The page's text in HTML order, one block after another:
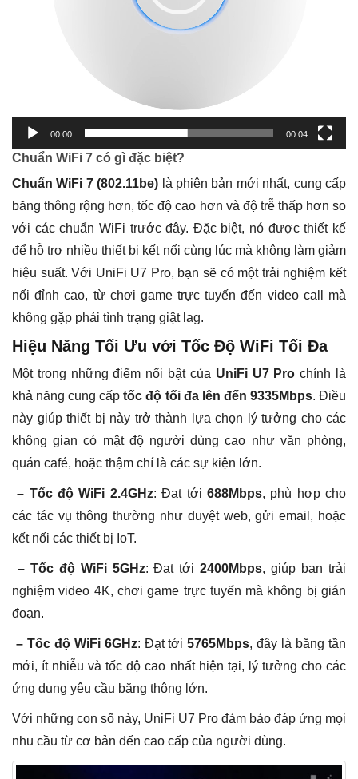
00:00 00:04
Chuẩn WiFi 7 có gì đặc biệt?
Chuẩn WiFi 7 (802.11be) là phiên bản mới nhất, cung cấp
băng thông rộng hơn, tốc độ cao hơn và độ trễ thấp hơn so
với các chuẩn WiFi trước đây. Đặc biệt, nó được thiết kế
để hỗ trợ nhiều thiết bị kết nối cùng lúc mà không làm giảm
hiệu suất. Với UniFi U7 Pro, bạn sẽ có một trải nghiệm kết
nối đỉnh cao, từ chơi game trực tuyến đến video call mà
không gặp phải tình trạng giật lag.
Hiệu Năng Tối Ưu với Tốc Độ WiFi Tối Đa
Một trong những điểm nổi bật của UniFi U7 Pro chính là
khả năng cung cấptốc độ tối đa lên đến 9335Mbps. Điều
này giúp thiết bị này trở thành lựa chọn lý tưởng cho các
không gian có mật độ người dùng cao như văn phòng,
quán café, hoặc thậm chí là các sự kiện lớn.
– Tốc độ WiFi 2.4GHz: Đạt tới 688Mbps, phù hợp cho
các tác vụ thông thường như duyệt web, gửi email, hoặc
kết nối các thiết bị IoT.
– Tốc độ WiFi 5GHz: Đạt tới2400Mbps, giúp bạn trải
nghiệm video 4K, chơi game trực tuyến mà không bị gián
đoạn.
– Tốc độ WiFi 6GHz: Đạt tới5765Mbps, đây là băng tần
mới, ít nhiễu và tốc độ cao nhất hiện tại, lý tưởng cho các
ứng dụng yêu cầu băng thông lớn.
Với những con số này, UniFi U7 Pro đảm bảo đáp ứng mọi
nhu cầu từ cơ bản đến cao cấp của người dùng.